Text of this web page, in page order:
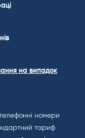
на випадок
номери
тариф